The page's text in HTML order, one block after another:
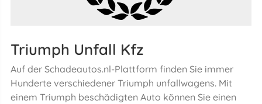
Triumph Unfall Kfz
Auf der Schadeautos.nl-Plattform finden Sie immer
Hunderte verschiedener Triumph unfallwagens. Mit
einem Triumph beschädigten Auto können Sie einen